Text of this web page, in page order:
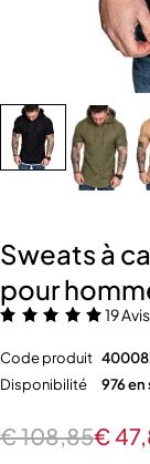
Sweats à
pour
19 Avis
Code produit
Disponibilité
976
€108,85€